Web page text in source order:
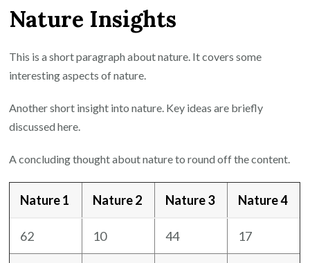
Nature Insights
This is a short paragraph about nature. It covers some
interesting aspects of nature.
Another short insight into nature. Key ideas are briefly
discussed here.
A concluding thought about nature to round off the content.
Nature 1 Nature 2 Nature 3 Nature 4
62 10 44 17